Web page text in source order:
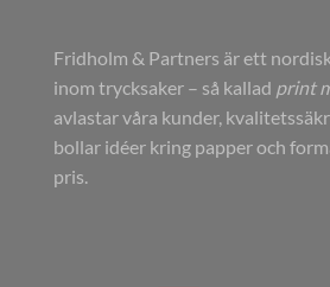
Fridholm & Partners är ett
inom trycksaker – så kallad print
avlastar våra kunder,
bollar idéer kring papper och
pris.